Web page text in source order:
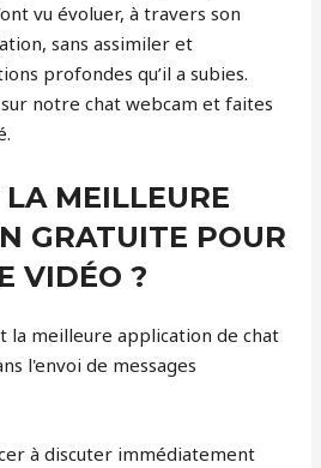
vu évoluer, à travers son
sans assimiler et
profondes qu’il a subies.
notre chat webcam et faites
MEILLEURE
GRATUITE POUR
VIDÉO ?
la meilleure application de chat
l'envoi de messages
à discuter immédiatement